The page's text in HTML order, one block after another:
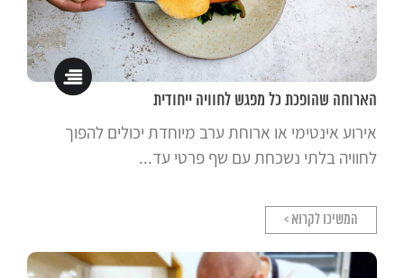
הארוחה שהופכת כל מפגש לחוויה ייחודית
אירוע אינטימי או ארוחת ערב מיוחדת יכולים להפוך
לחוויה בלתי נשכחת עם שף פרטי עד...
המשיכו לקרוא >